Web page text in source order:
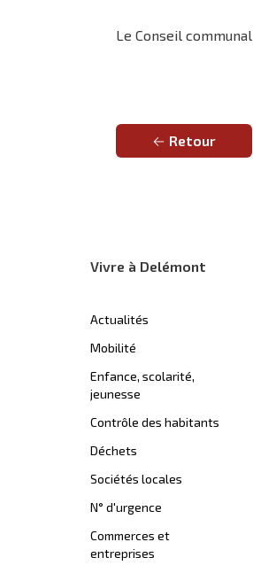
Le Conseil communal
Retour
Vivre à Delémont
Actualités
Mobilité
Enfance, scolarité,
jeunesse
Contrôle des habitants
Déchets
Sociétés locales
N° d'urgence
Commerces et
entreprises